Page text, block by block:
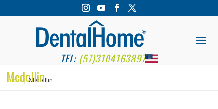
TEL: (57)3104163897
Medellin
Inicio Medellin